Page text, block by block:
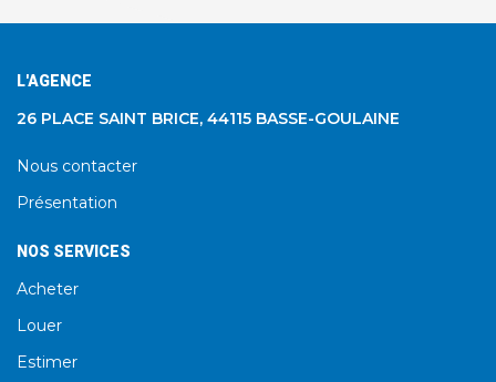
L'AGENCE
26 PLACE SAINT BRICE, 44115 BASSE-GOULAINE
Nous contacter
Présentation
NOS SERVICES
Acheter
Louer
Estimer